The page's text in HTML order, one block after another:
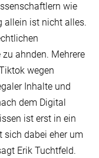
wie
allein ist nicht alles.
ahnden. Mehrere
wegen
Inhalte und
dem Digital
ist erst in ein
sich dabei eher um
Erik Tuchtfeld.